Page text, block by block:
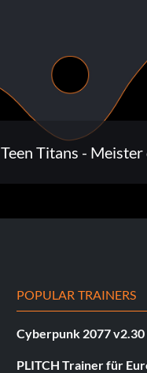
Teen Titans -
POPULAR TRAINERS
Cyberpunk 2077 v2.30
PLITCH Trainer für